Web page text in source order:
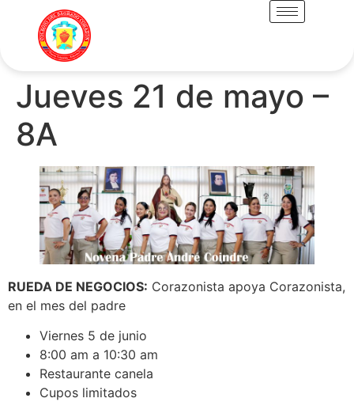
Jueves 21 de mayo –
8A
RUEDA DE NEGOCIOS: Corazonista apoya Corazonista,
en el mes del padre
Viernes 5 de junio
8:00 am a 10:30 am
Restaurante canela
Cupos limitados